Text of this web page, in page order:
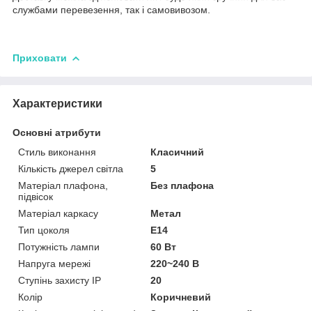
службами перевезення, так і самовивозом.
Приховати
Характеристики
Основні атрибути
Стиль виконання
Класичний
Кількість джерел світла
5
Матеріал плафона,
підвісок
Без плафона
Матеріал каркасу
Метал
Тип цоколя
E14
Потужність лампи
60 Вт
Напруга мережі
220~240 В
Ступінь захисту IP
20
Колір
Коричневий